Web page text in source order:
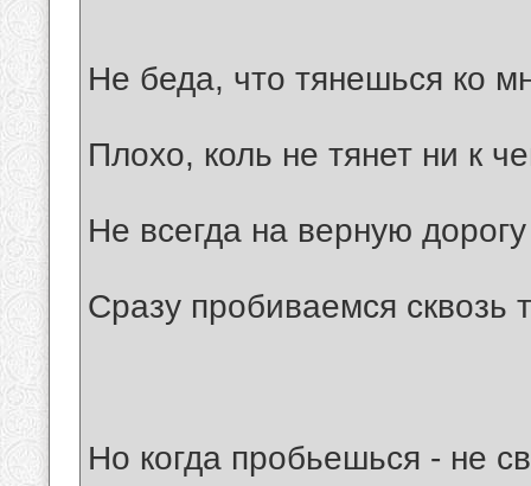
Не беда, что тянешься ко
Плохо, коль не тянет ни к
Не всегда на верную
Сразу пробиваемся сквозь
Но когда пробьешься - не